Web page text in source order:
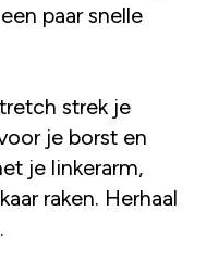
paar snelle
strek je
je borst en
je linkerarm,
raken. Herhaal